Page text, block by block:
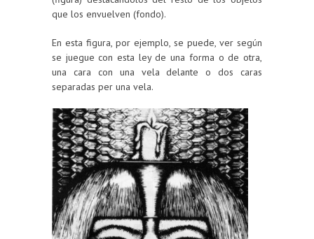
que los envuelven (fondo).
En esta figura, por ejemplo, se puede, ver según
se juegue con esta ley de una forma o de otra,
una cara con una vela delante o dos caras
separadas per una vela.